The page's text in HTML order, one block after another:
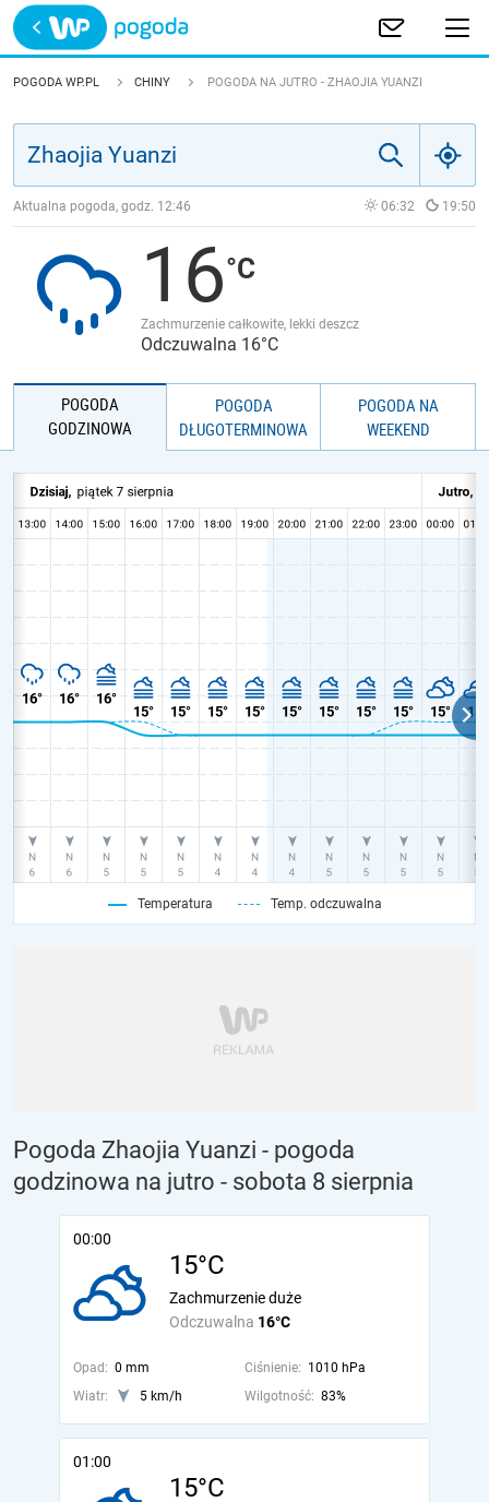
Trwa ładowanie
POLSKA
JAKOŚĆ POWIETRZA
POGODA WP.PL CHINY POGODA NA JUTRO - ZHAOJIA YUANZI
Aktualna pogoda, godz. 12:46 06:32 19:50
16
Zachmurzenie całkowite, lekki deszcz
Odczuwalna 16°C
POGODA
GODZINOWA
POGODA
DŁUGOTERMINOWA
POGODA NA
WEEKEND
Temperatura Temp. odczuwalna
Pogoda Zhaojia Yuanzi - pogoda
godzinowa na jutro - sobota 8 sierpnia
00:00
15°C
Odczuwalna 16°C
Zachmurzenie duże
Opad: 0 mm Ciśnienie: 1010 hPa
Wiatr:
5 km/h Wilgotność: 83%
01:00
15°C